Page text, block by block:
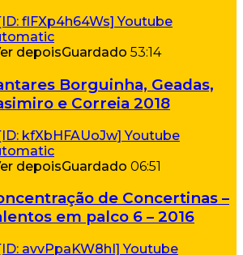
depoisGuardado 53:14
Borguinha, Geadas,
e Correia 2018
depoisGuardado 06:51
de Concertinas –
em palco 6 – 2016